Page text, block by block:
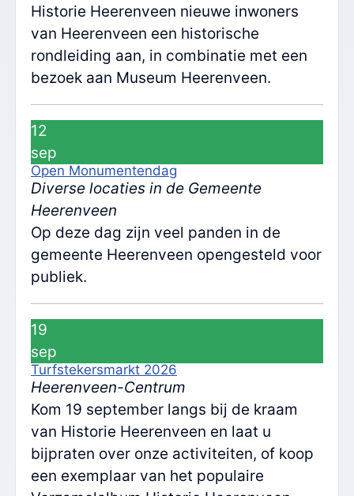
Historie Heerenveen nieuwe inwoners
van Heerenveen een historische
rondleiding aan, in combinatie met een
bezoek aan Museum Heerenveen.
12
sep
Open Monumentendag
Diverse locaties in de Gemeente
Heerenveen
Op deze dag zijn veel panden in de
gemeente Heerenveen opengesteld voor
publiek.
19
sep
Turfstekersmarkt 2026
Heerenveen-Centrum
Kom 19 september langs bij de kraam
van Historie Heerenveen en laat u
bijpraten over onze activiteiten, of koop
een exemplaar van het populaire